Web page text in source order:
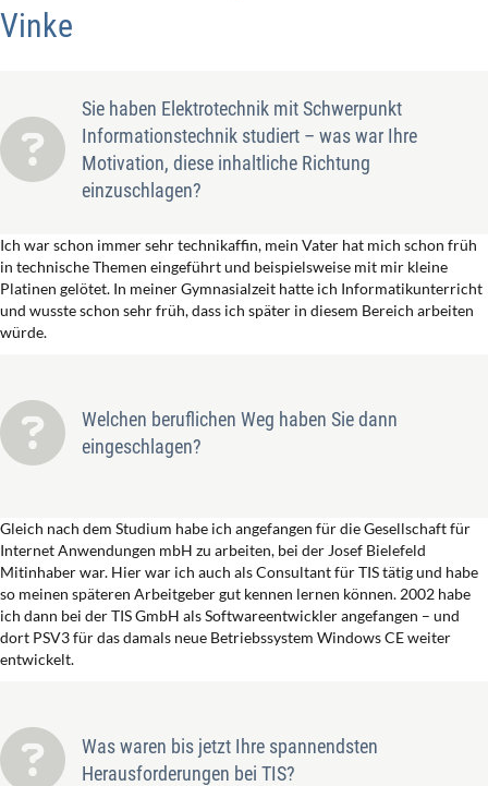
Vinke
Sie haben Elektrotechnik mit Schwerpunkt
Informationstechnik studiert – was war Ihre
Motivation, diese inhaltliche Richtung
einzuschlagen?
Ich war schon immer sehr technikaffin, mein Vater hat mich schon früh
in technische Themen eingeführt und beispielsweise mit mir kleine
Platinen gelötet. In meiner Gymnasialzeit hatte ich Informatikunterricht
und wusste schon sehr früh, dass ich später in diesem Bereich arbeiten
würde.
Welchen beruflichen Weg haben Sie dann
eingeschlagen?
Gleich nach dem Studium habe ich angefangen für die Gesellschaft für
Internet Anwendungen mbH zu arbeiten, bei der Josef Bielefeld
Mitinhaber war. Hier war ich auch als Consultant für TIS tätig und habe
so meinen späteren Arbeitgeber gut kennen lernen können. 2002 habe
ich dann bei der TIS GmbH als Softwareentwickler angefangen – und
dort PSV3 für das damals neue Betriebssystem Windows CE weiter
entwickelt.
Was waren bis jetzt Ihre spannendsten
Herausforderungen bei TIS?